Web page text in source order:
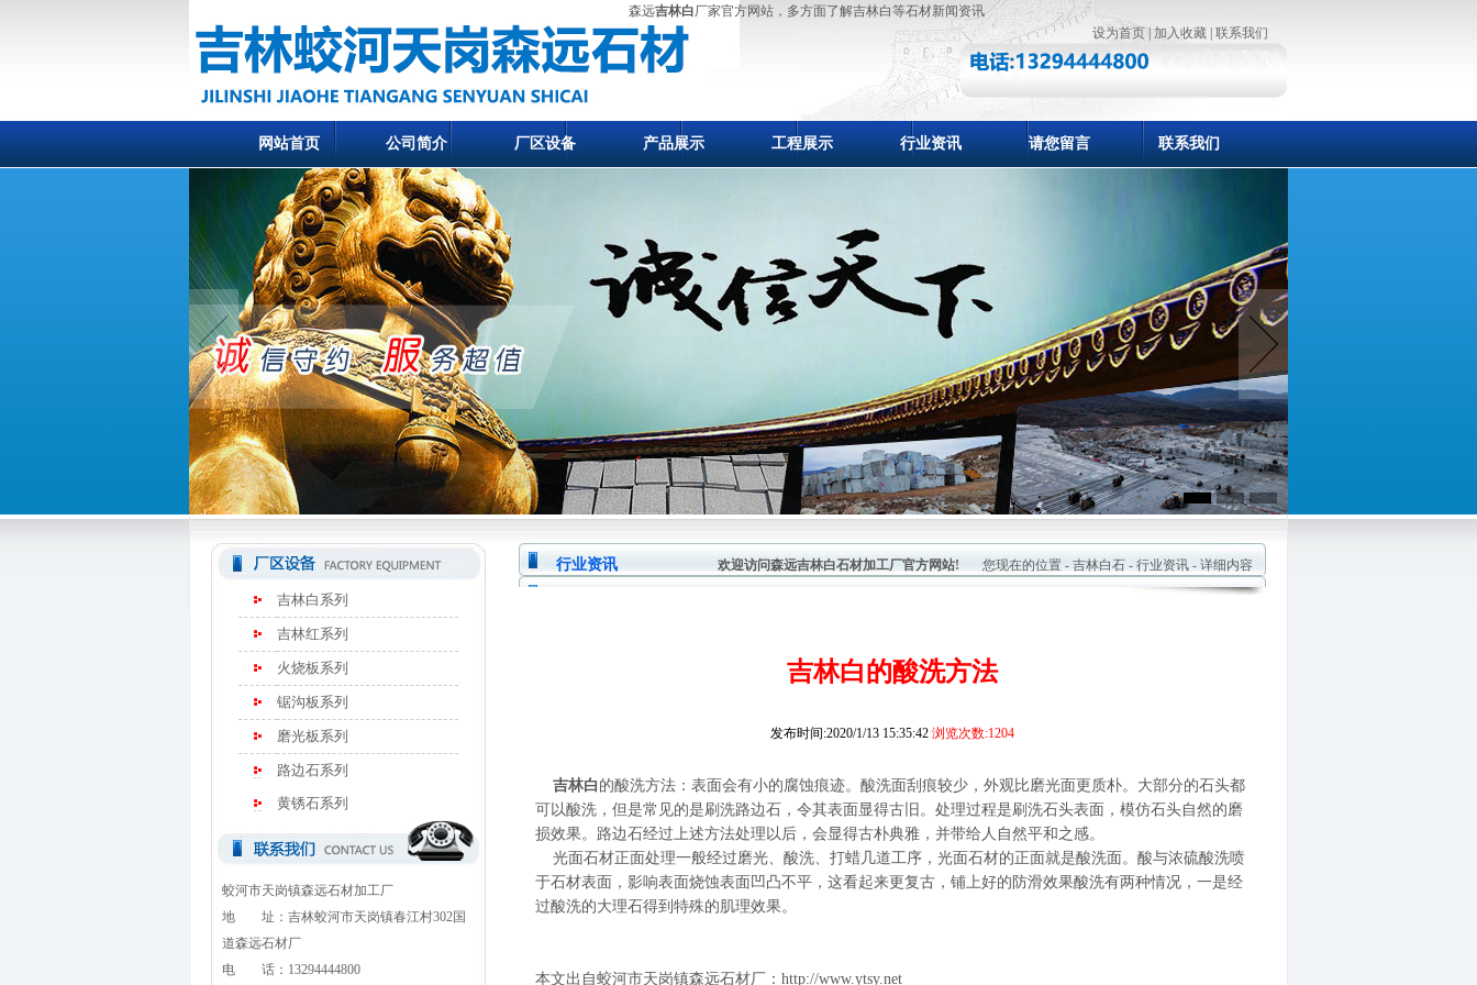
森远吉林白厂家官方网站，多方面了解吉林白等石材新闻资讯
设为首页| 加入收藏 联系我们
网站首页 公司简介 厂区设备 产品展示 工程展示 行业资讯 请您留言 联系我们
吉林白系列
吉林红系列
火烧板系列
锯沟板系列
磨光板系列
路边石系列
黄锈石系列
蛟河市天岗镇森远石材加工厂
地 址：吉林蛟河市天岗镇春江村302国
道森远石材厂
电 话：13294444800
行业资讯 欢迎访问森远吉林白石材加工厂官方网站! 您现在的位置 - 吉林白石 - 行业资讯 - 详细内容
吉林白的酸洗方法
发布时间:2020/1/13 15:35:42 浏览次数:1204
吉林白 的酸洗方法：表面会有小的腐蚀痕迹。酸洗面刮痕较少，外观比磨光面更质朴。大部分的石头都
可以酸洗，但是常见的是刷洗路边石，令其表面显得古旧。处理过程是刷洗石头表面，模仿石头自然的磨
损效果。路边石经过上述方法处理以后，会显得古朴典雅，并带给人自然平和之感。
光面石材正面处理一般经过磨光、酸洗、打蜡几道工序，光面石材的正面就是酸洗面。酸与浓硫酸洗喷
于石材表面，影响表面烧蚀表面凹凸不平，这看起来更复古，铺上好的防滑效果酸洗有两种情况，一是经
过酸洗的大理石得到特殊的肌理效果。
本文出自蛟河市天岗镇森远石材厂： http://www.ytsy.net